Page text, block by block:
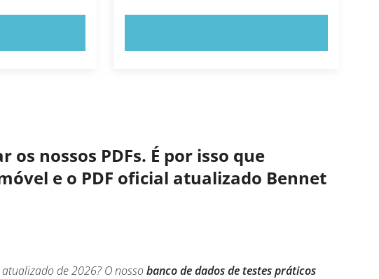
nossos PDFs. É por isso que
e o PDF oficial atualizado Bennet
de 2026? O nossobanco de dados de testes práticos